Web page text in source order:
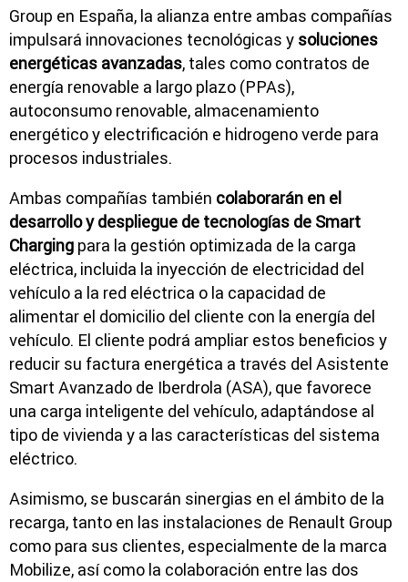
Group en España, la alianza entre ambas compañías
impulsará innovaciones tecnológicas y soluciones
energéticas avanzadas, tales como contratos de
energía renovable a largo plazo (PPAs),
autoconsumo renovable, almacenamiento
energético y electrificación e hidrogeno verde para
procesos industriales.
Ambas compañías también colaborarán en el
desarrollo y despliegue de tecnologías de Smart
Charging para la gestión optimizada de la carga
eléctrica, incluida la inyección de electricidad del
vehículo a la red eléctrica o la capacidad de
alimentar el domicilio del cliente con la energía del
vehículo. El cliente podrá ampliar estos beneficios y
reducir su factura energética a través del Asistente
Smart Avanzado de Iberdrola (ASA), que favorece
una carga inteligente del vehículo, adaptándose al
tipo de vivienda y a las características del sistema
eléctrico.
Asimismo, se buscarán sinergias en el ámbito de la
recarga, tanto en las instalaciones de Renault Group
como para sus clientes, especialmente de la marca
Mobilize, así como la colaboración entre las dos